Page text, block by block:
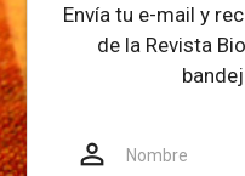
Envía tu e-mail y
de la Revista
person_outline Nombre
Website